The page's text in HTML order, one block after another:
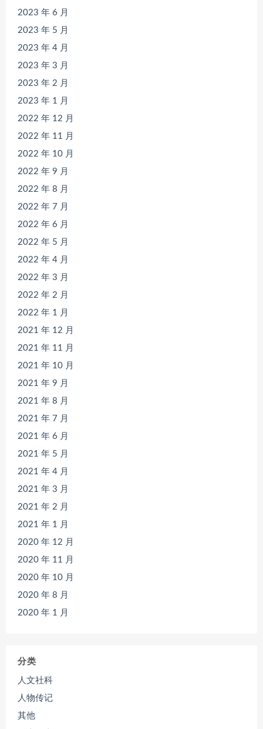
2023 年 6 月
2023 年 5 月
2023 年 4 月
2023 年 3 月
2023 年 2 月
2023 年 1 月
2022 年 12 月
2022 年 11 月
2022 年 10 月
2022 年 9 月
2022 年 8 月
2022 年 7 月
2022 年 6 月
2022 年 5 月
2022 年 4 月
2022 年 3 月
2022 年 2 月
2022 年 1 月
2021 年 12 月
2021 年 11 月
2021 年 10 月
2021 年 9 月
2021 年 8 月
2021 年 7 月
2021 年 6 月
2021 年 5 月
2021 年 4 月
2021 年 3 月
2021 年 2 月
2021 年 1 月
2020 年 12 月
2020 年 11 月
2020 年 10 月
2020 年 8 月
2020 年 1 月
分类
人文社科
人物传记
其他